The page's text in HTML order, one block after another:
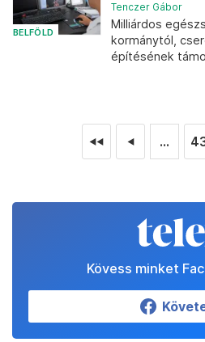
BELFÖLD
Tenczer Gábor
Milliárdos
kormánytól,
építésének
◄◄ ◄ ...
Kövess minket